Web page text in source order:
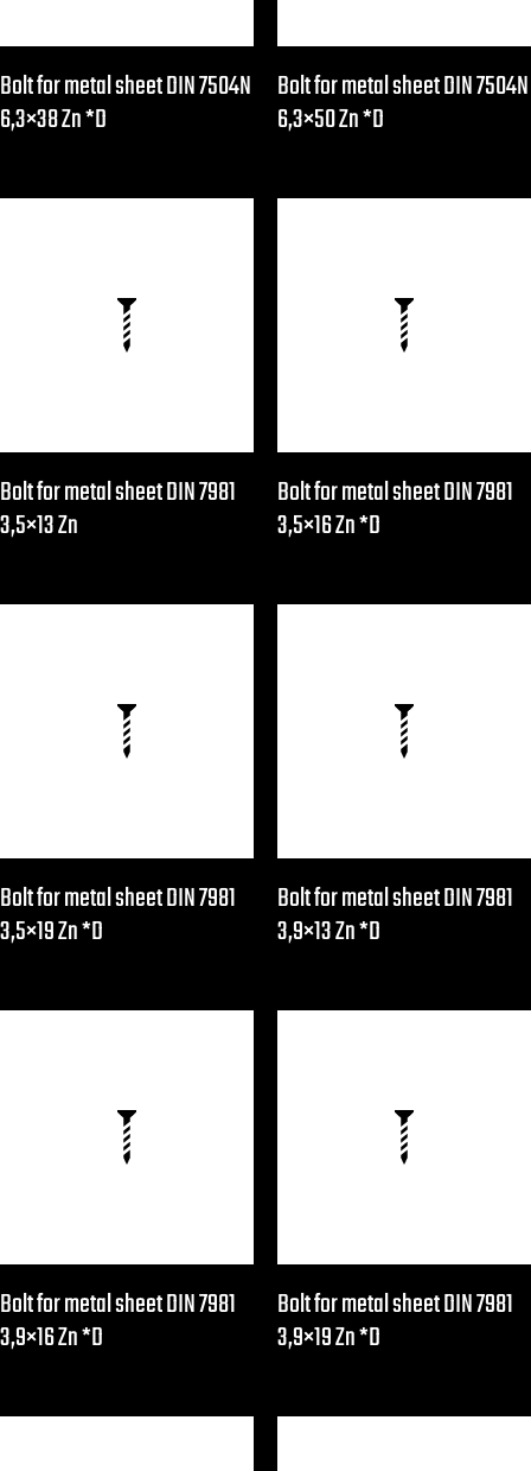
Bolt for metal sheet DIN 7504N
6,3×38 Zn *D
Bolt for metal sheet DIN 7504N
6,3×50 Zn *D
Bolt for metal sheet DIN 7981
3,5×13 Zn
Bolt for metal sheet DIN 7981
3,5×16 Zn *D
Bolt for metal sheet DIN 7981
3,5×19 Zn *D
Bolt for metal sheet DIN 7981
3,9×13 Zn *D
Bolt for metal sheet DIN 7981
3,9×16 Zn *D
Bolt for metal sheet DIN 7981
3,9×19 Zn *D